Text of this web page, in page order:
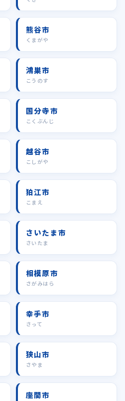
熊谷市
くまがや
鴻巣市
こうのす
国分寺市
こくぶんじ
越谷市
こしがや
狛江市
こまえ
さいたま市
さいたま
相模原市
さがみはら
幸手市
さって
狭山市
さやま
座間市